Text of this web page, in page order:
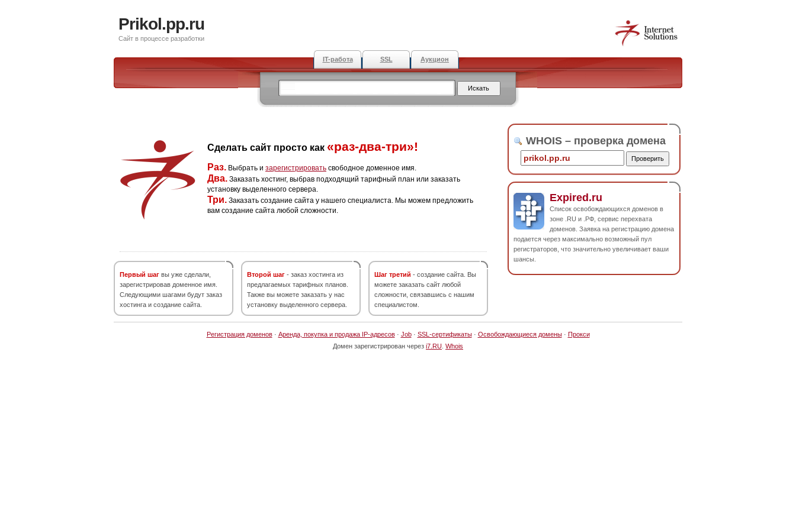
Prikol.pp.ru
Сайт в процессе разработки
IT-работа SSL Аукцион
Сделать сайт просто как «раз-два-три»!
Раз. Выбрать и зарегистрировать свободное доменное имя.
Два. Заказать хостинг, выбрав подходящий тарифный план или заказать
установку выделенного сервера.
Три. Заказать создание сайта у нашего специалиста. Мы можем предложить
вам создание сайта любой сложности.
Первый шаг вы уже сделали,
зарегистрировав доменное имя.
Следующими шагами будут заказ
хостинга и создание сайта.
Второй шаг - заказ хостинга из
предлагаемых тарифных планов.
Также вы можете заказать у нас
установку выделенного сервера.
Шаг третий - создание сайта. Вы
можете заказать сайт любой
сложности, связавшись с нашим
специалистом.
WHOIS – проверка домена
Expired.ru
Список освобождающихся доменов в
зоне .RU и .РФ, сервис перехвата
доменов. Заявка на регистрацию домена
подается через максимально возможный пул
регистраторов, что значительно увеличивает ваши
шансы.
Регистрация доменов· Аренда, покупка и продажа IP-адресов· Job· SSL-сертификаты· Освобождающиеся домены· Прокси
Домен зарегистрирован через i7.RU Whois